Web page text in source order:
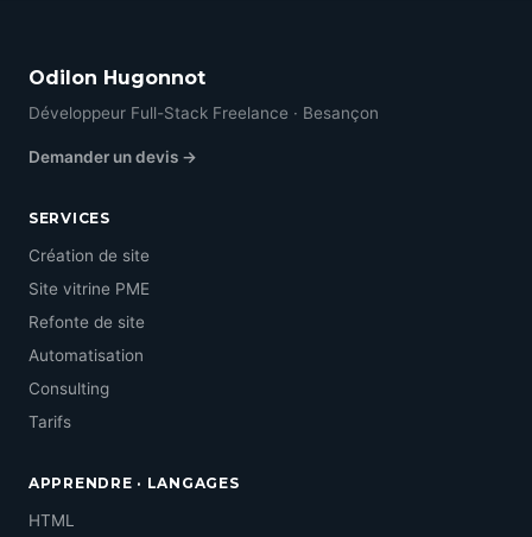
Odilon Hugonnot
Développeur Full-Stack Freelance · Besançon
Demander un devis →
SERVICES
Création de site
Site vitrine PME
Refonte de site
Automatisation
Consulting
Tarifs
APPRENDRE · LANGAGES
HTML